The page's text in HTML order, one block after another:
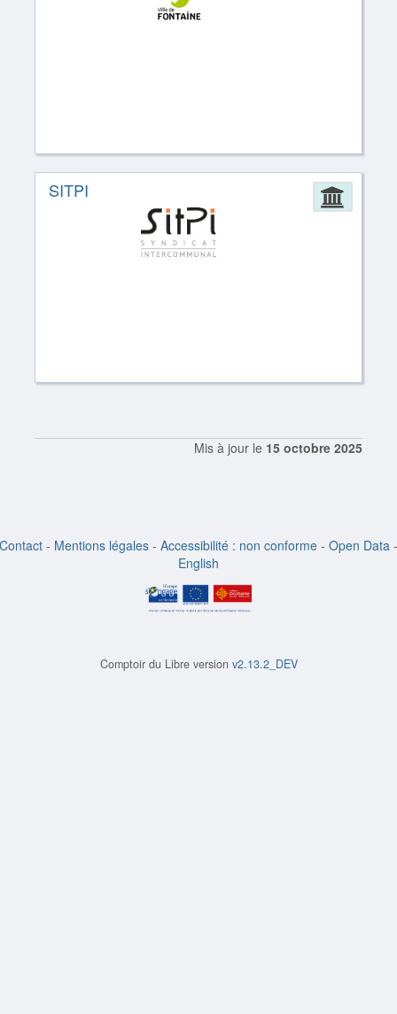
SITPI
Mis à jour le 15 octobre 2025
Contact - Mentions légales - Accessibilité : non conforme - Open Data -
English
Comptoir du Libre version v2.13.2_DEV